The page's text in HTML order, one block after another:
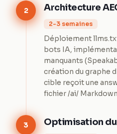
2 Architecture
2-3 semaines
Déploiement
bots IA,
manquants
création du graphe
cible reçoit une
fichier /ai/
3 Optimisation